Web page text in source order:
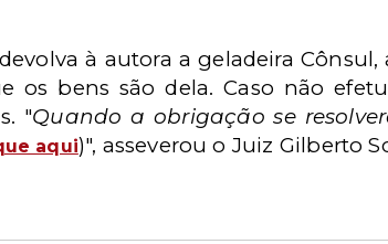
à autora a geladeira Cônsul,
os bens são dela. Caso não
"Quando a obrigação se
aqui)", asseverou o Juiz Gilberto